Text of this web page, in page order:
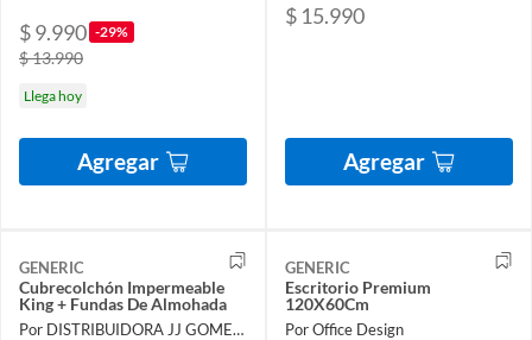
$ 9.990 -29%
$ 13.990
Llega hoy
Agregar
$ 15.990
Agregar
GENERIC
Cubrecolchón Impermeable
King + Fundas De Almohada
Por DISTRIBUIDORA JJ GOMEZ SPA
GENERIC
Escritorio Premium
120X60Cm
Por Office Design